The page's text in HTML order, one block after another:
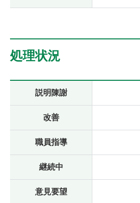
処理状況
説明陳謝
改善
職員指導
継続中
意見要望